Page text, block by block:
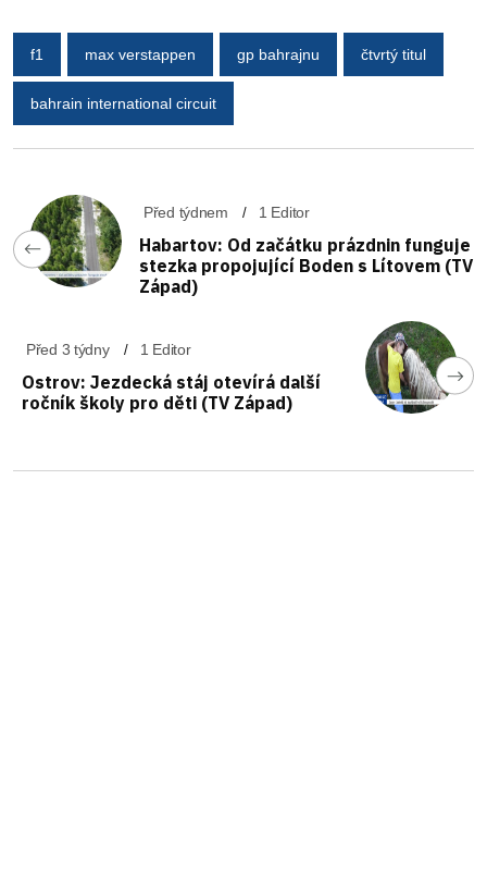
f1 max verstappen gp bahrajnu čtvrtý titul
bahrain international circuit
Před týdnem 1 Editor
Habartov: Od začátku prázdnin funguje
stezka propojující Boden s Lítovem (TV
Západ)
Před 3 týdny 1 Editor
Ostrov: Jezdecká stáj otevírá další
ročník školy pro děti (TV Západ)